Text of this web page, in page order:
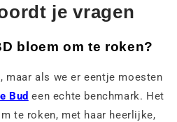
je vragen
bloem om te roken?
maar als we er eentje moesten
Bud een echte benchmark. Het
te roken, met haar heerlijke,